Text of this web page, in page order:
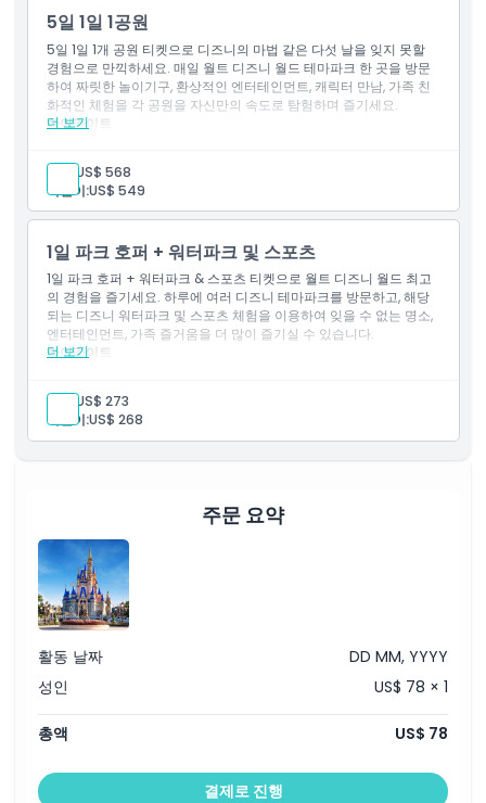
가족, 커플, 디즈니 팬에게 이상적
포함 사항
2일권 명소 이용권
5일 1일 1공원
5일 1일 1개 공원 티켓으로 디즈니의 마법 같은 다섯 날을 잊지 못할
경험으로 만끽하세요. 매일 월트 디즈니 월드 테마파크 한 곳을 방문
하여 짜릿한 놀이기구, 환상적인 엔터테인먼트, 캐릭터 만남, 가족 친
화적인 체험을 각 공원을 자신만의 속도로 탐험하며 즐기세요.
더 보기
하이라이트
참여하는 월트 디즈니 월드 테마파크 중 선택
세계적 수준의 어트랙션, 쇼, 엔터테인먼트 즐기기
공원 곳곳에서 사랑받는 디즈니 캐릭터 만나기
테마별 식사, 쇼핑, 잊지 못할 경험 발견하기
가족, 커플, 디즈니 팬에게 완벽한 옵션
포함 사항
5일간의 어트랙션 패스
티켓 기간 중 매일 1개 공원 입장. 매일 다른 공원을 선택할 수 있
습니다(매직 킹덤 파크, EPCOT, 디즈니 할리우드 스튜디오, 디즈
니 애니멀 킹덤 중 선택)
성인: US$ 568
어린이:US$ 549
1일 파크 호퍼 + 워터파크 및 스포츠
1일 파크 호퍼 + 워터파크 & 스포츠 티켓으로 월트 디즈니 월드 최고
의 경험을 즐기세요. 하루에 여러 디즈니 테마파크를 방문하고, 해당
되는 디즈니 워터파크 및 스포츠 체험을 이용하여 잊을 수 없는 명소,
엔터테인먼트, 가족 즐거움을 더 많이 즐기실 수 있습니다.
더 보기
하이라이트
참여 공원 간 파크 호퍼 혜택 포함
해당되는 디즈니 워터파크 및 스포츠 체험 포함
스릴 넘치는 놀이기구, 쇼 및 상징적인 명소 체험
성인: US$ 273
어린이:US$ 268
주문 요약
활동 날짜
DD MM, YYYY
성인
US$ 78 × 1
총액 US$ 78
결제로 진행